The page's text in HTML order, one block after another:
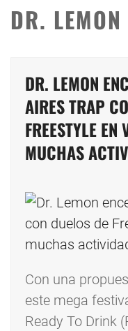
DR. LEMON
DR. LEMON
AIRES TRAP
FREESTYLE EN
MUCHAS
Con una
este mega
Ready To Drink